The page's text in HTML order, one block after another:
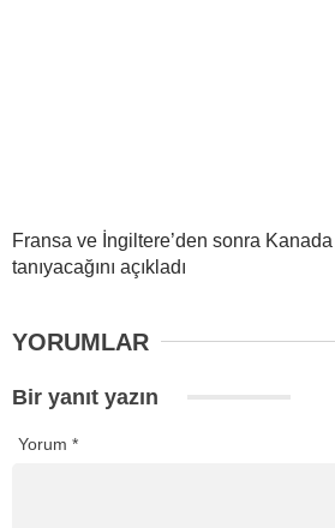
Fransa ve İngiltere’den sonra
tanıyacağını açıkladı
YORUMLAR
Bir yanıt yazın
Yorum *